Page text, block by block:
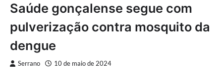
Saúde gonçalense segue com
pulverização contra mosquito da
dengue
Serrano 10 de maio de 2024